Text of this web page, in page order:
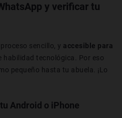
y verificar tu
sencillo, y accesible para
habilidad tecnológica. Por eso
pequeño hasta tu abuela. ¡Lo
Android o iPhone